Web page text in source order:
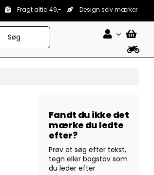
Fragt altid 49,- Design selv mærker
Fandt du ikke det
mærke du ledte
efter?
Prøv at søg efter tekst,
tegn eller bogstav som
du leder efter